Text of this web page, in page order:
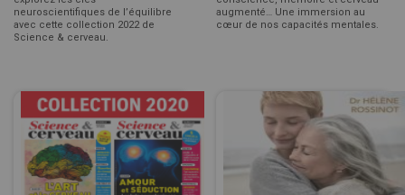
neuroscientifiques de l’équilibre
avec cette collection 2022 de
Science & cerveau.
augmenté… Une immersion au
cœur de nos capacités mentales.